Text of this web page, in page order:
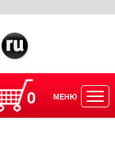
0 МЕНЮ